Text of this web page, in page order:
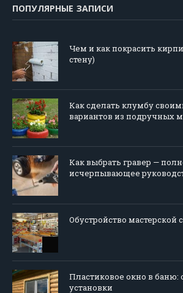
ПОПУЛЯРНЫЕ ЗАПИСИ
Чем и как покрасить
стену)
Как сделать клумбу
вариантов из подручных
Как выбрать гравер —
исчерпывающее
Обустройство мастерской
Пластиковое окно в баню:
установки